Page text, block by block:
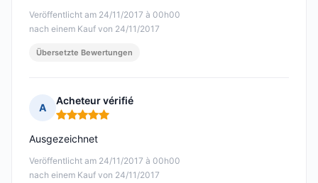
Veröffentlicht am 24/11/2017 à 00h00
nach einem Kauf von 24/11/2017
Übersetzte Bewertungen
A
Acheteur vérifié
Hinweis: 5 von 5
Veröffentlicht am 24/11/2017 à 00h00
nach einem Kauf von 24/11/2017
Ausgezeichnet